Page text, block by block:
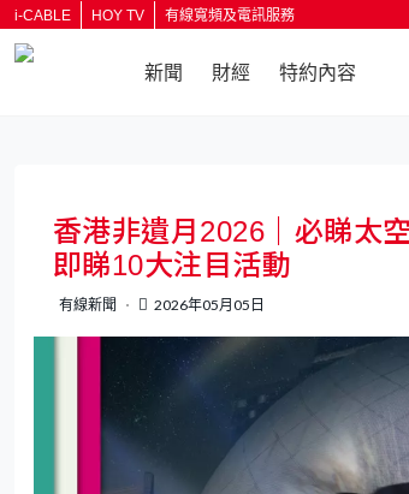
i-CABLE HOY TV 有線寬頻及電訊服務
新聞 財經 特約內容
香港非遺月2026｜必睇
即睇10大注目活動
有線新聞 2026年05月05日